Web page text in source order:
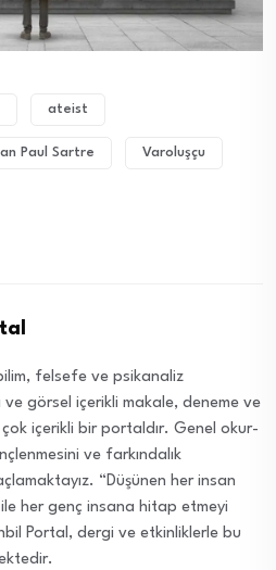
ateist
Paul Sartre Varoluşçu
felsefe ve psikanaliz
ve görsel içerikli makale, deneme ve
çok içerikli bir portaldır. Genel okur-
ve farkındalık
“Düşünen her insan
her genç insana hitap etmeyi
Portal, dergi ve etkinliklerle bu